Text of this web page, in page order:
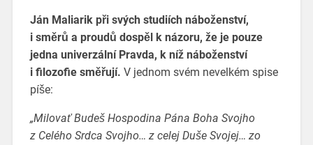
Ján Maliarik při svých studiích náboženství,
i směrů a proudů dospěl k názoru, že je pouze
jedna univerzální Pravda, k níž náboženství
i filozofie směřují. V jednom svém nevelkém spise
píše:
„Milovať Budeš Hospodina Pána Boha Svojho
z Celého Srdca Svojho… z celej Duše Svojej… zo